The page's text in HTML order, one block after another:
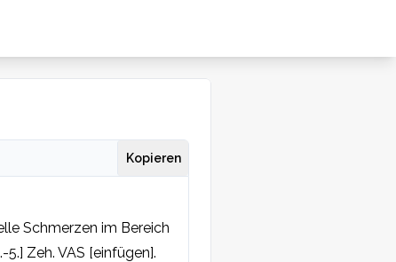
Kopieren
Schmerzen im Bereich
Zeh. VAS [einfügen].